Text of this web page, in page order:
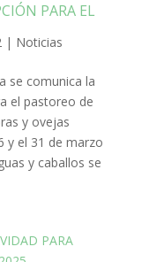
PARA EL
| Noticias
se comunica la
el pastoreo de
y ovejas
y el 31 de marzo
y caballos se